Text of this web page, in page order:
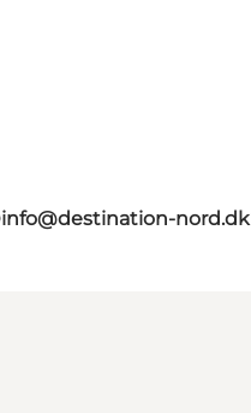
info@destination-nord.dk